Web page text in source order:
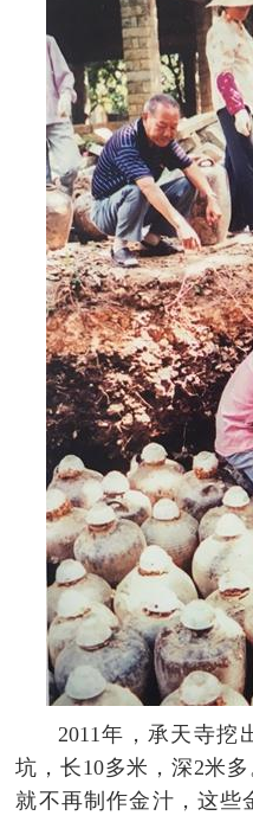
2011年，承天寺挖
坑，长10多米，深2米
就不再制作金汁，这些